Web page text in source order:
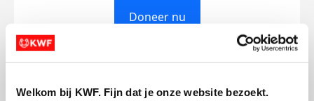
Welkom bij KWF. Fijn dat je onze website bezoekt.
Doneer nu